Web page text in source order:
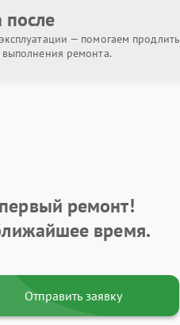
— помогаем продлить
ремонта.
ремонт!
время.
Отправить заявку